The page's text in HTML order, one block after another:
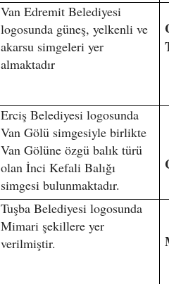
Van Edremit Belediyesi
logosunda güneş, yelkenli ve
akarsu simgeleri yer
almaktadır
Erciş Belediyesi logosunda
Van Gölü simgesiyle birlikte
Van Gölüne özgü balık türü
olan İnci Kefali Balığı
simgesi bulunmaktadır.
Tuşba Belediyesi logosunda
Mimari şekillere yer
verilmiştir.